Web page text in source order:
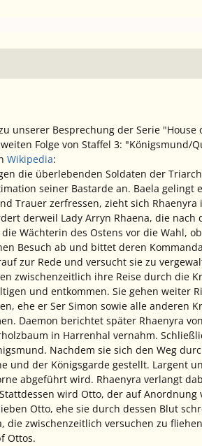
unserer Besprechung der Serie "House
Folge von Staffel 3: "Königsmund/
Wikipedia:
die überlebenden Soldaten der
seiner Bastarde an. Baela
Trauer zerfressen, zieht sich
derweil Lady Arryn Rhaena, die
Wächterin des Ostens vor die Wahl,
Besuch ab und bittet deren
zur Rede und versucht sie zu
zwischenzeitlich ihre Reise durch die
und entkommen. Sie gehen weiter
ehe er Ser Simon sowie alle
Daemon berichtet später Rhaenyra
in Harrenhal vernahm.
Nachdem sie sich den Weg
und der Königsgarde gestellt. Largent
abgeführt wird. Rhaenyra verlangt
wird Otto, der auf
Otto, ehe sie durch dessen Blut
die zwischenzeitlich versuchen zu
Ottos.